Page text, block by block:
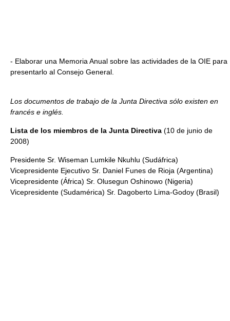
- Elaborar una Memoria Anual sobre las actividades de la OIE para
presentarlo al Consejo General.
Los documentos de trabajo de la Junta Directiva sólo existen en
francés e inglés.
Lista de los miembros de la Junta Directiva (10 de junio de
2008)
Presidente Sr. Wiseman Lumkile Nkuhlu (Sudáfrica)
Vicepresidente Ejecutivo Sr. Daniel Funes de Rioja (Argentina)
Vicepresidente (África) Sr. Olusegun Oshinowo (Nigeria)
Vicepresidente (Sudamérica) Sr. Dagoberto Lima-Godoy (Brasil)